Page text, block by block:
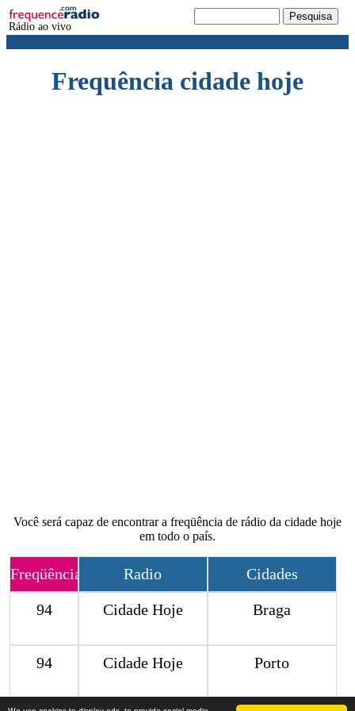
Rádio ao vivo
Frequência cidade hoje
Você será capaz de encontrar a freqüência de rádio da cidade hoje
em todo o país.
Freqüência Radio Cidades
94 Cidade Hoje Braga
94 Cidade Hoje Porto